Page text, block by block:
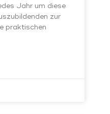
Jahr um diese
zur
praktischen